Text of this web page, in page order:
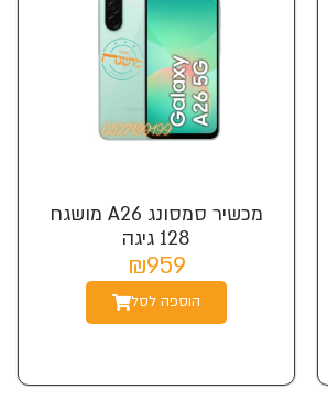
מכשיר סמסונג A26 מושגח
128 גיגה
₪959
הוספה לסל